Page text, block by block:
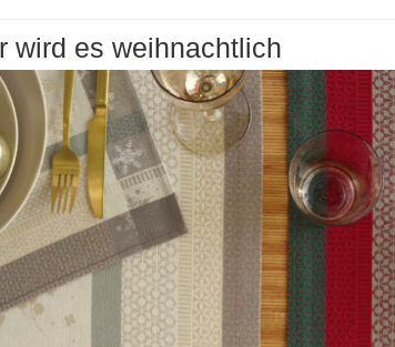
wird es weihnachtlich